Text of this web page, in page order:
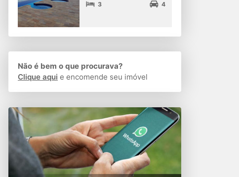
3 4
Não é bem o que procurava?
Clique aqui e encomende seu imóvel